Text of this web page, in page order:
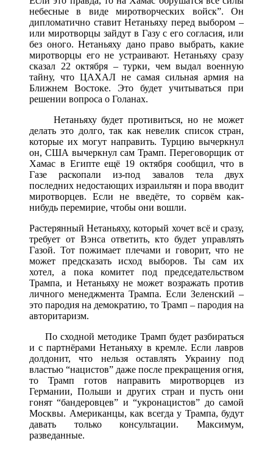
небесные в виде миротворческих войск”. Он
дипломатично ставит Нетаньяху перед выбором –
или миротворцы зайдут в Газу с его согласия, или
без оного. Нетаньяху дано право выбрать, какие
миротворцы его не устраивают. Нетаньяху сразу
сказал 22 октября – турки, чем выдал военную
тайну, что ЦАХАЛ не самая сильная армия на
Ближнем Востоке. Это будет учитываться при
решении вопроса о Голанах.
Нетаньяху будет противиться, но не может
делать это долго, так как невелик список стран,
которые их могут направить. Турцию вычеркнул
он, США вычеркнул сам Трамп. Переговорщик от
Хамас в Египте ещё 19 октября сообщил, что в
Газе раскопали из-под завалов тела двух
последних недостающих израильтян и пора вводит
миротворцев. Если не введёте, то сорвём как-
нибудь перемирие, чтобы они вошли.
Растерянный Нетаньяху, который хочет всё и сразу,
требует от Вэнса ответить, кто будет управлять
Газой. Тот пожимает плечами и говорит, что не
может предсказать исход выборов. Ты сам их
хотел, а пока комитет под председательством
Трампа, и Нетаньяху не может возражать против
личного менеджмента Трампа. Если Зеленский –
это пародия на демократию, то Трамп – пародия на
авторитаризм.
По сходной методике Трамп будет разбираться
и с партнёрами Нетаньяху в кремле. Если лавров
долдонит, что нельзя оставлять Украину под
властью “нацистов” даже после прекращения огня,
то Трамп готов направить миротворцев из
Германии, Польши и других стран и пусть они
гонят “бандеровцев” и “укронацистов” до самой
Москвы. Американцы, как всегда у Трампа, будут
давать только консультации. Максимум,
разведанные.